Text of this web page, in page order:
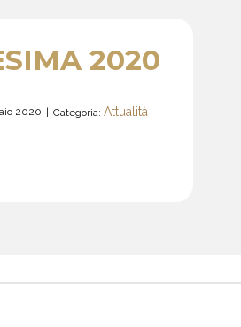
2020
2020 Categoria: Attualità